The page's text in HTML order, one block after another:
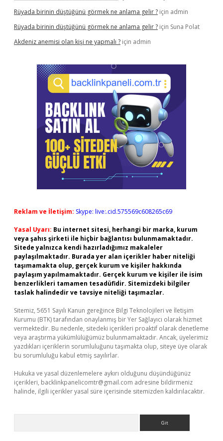
Rüyada birinin düştüğünü görmek ne anlama gelir ? için admin
Rüyada birinin düştüğünü görmek ne anlama gelir ? için Suna Polat
Akdeniz anemisi olan kişi ne yapmalı ? için admin
Reklam ve İletişim: Skype: live:.cid.575569c608265c69
Yasal Uyarı: Bu internet sitesi, herhangi bir marka, kurum
veya şahıs şirketi ile hiçbir bağlantısı bulunmamaktadır.
Sitede yalnızca kendi hazırladığımız makaleler
paylaşılmaktadır. Burada yer alan içerikler haber niteliği
taşımamakta olup, gerçek kurum ve kişiler hakkında
paylaşım yapılmamaktadır. Gerçek kurum ve kişiler ile isim
benzerlikleri tamamen tesadüfidir. Sitemizdeki bilgiler
taslak halindedir ve tavsiye niteliği taşımazlar.
Sitemiz, 5651 Sayılı Kanun gereğince Bilgi Teknolojileri ve İletişim
Kurumu (BTK) tarafından onaylanmış bir Yer Sağlayıcı olarak hizmet
vermektedir. Bu nedenle, sitedeki içerikleri proaktif olarak denetleme
veya araştırma yükümlülüğümüz bulunmamaktadır. Ancak, üyelerimiz
yazdıkları içeriklerin sorumluluğunu taşımakta olup, siteye üye olarak
bu sorumluluğu kabul etmiş sayılırlar.
Hukuka ve yasal düzenlemelere aykırı olduğunu düşündüğünüz
içerikleri, backlinkpanelicomtr@gmail.com adresine bildirmeniz
halinde, ilgili içerikler yasal süre içerisinde sitemizden kaldırılacaktır.